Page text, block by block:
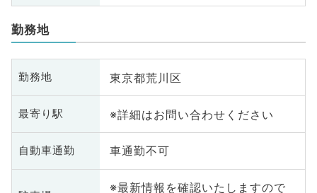
勤務地
勤務地 東京都荒川区
最寄り駅 ※詳細はお問い合わせください
自動車通勤 車通勤不可
※最新情報を確認いたしますので